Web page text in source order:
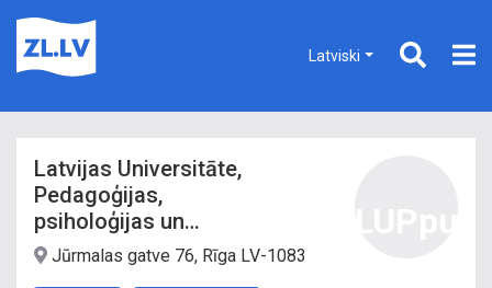
Latviski
Latvijas Universitāte,
Pedagoģijas,
psiholoģijas un
mākslas fakultāte,
Bibliotēka
Jūrmalas gatve 76, Rīga LV-1083